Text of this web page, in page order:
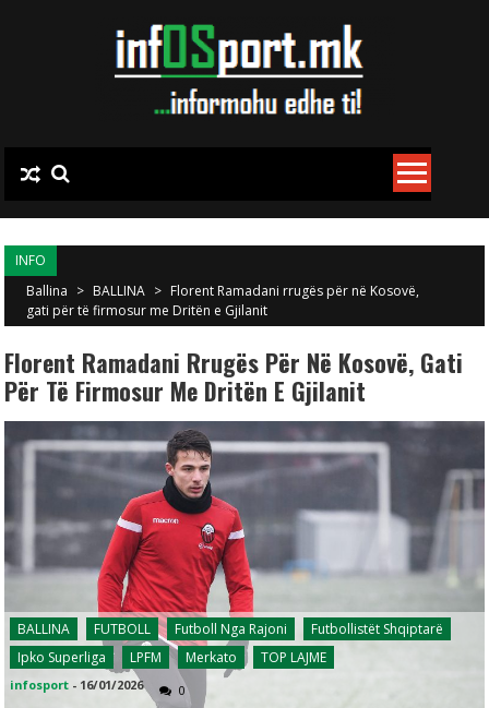
INFO
Ballina > BALLINA > Florent Ramadani rrugës për në Kosovë,
gati për të firmosur me Dritën e Gjilanit
Florent Ramadani Rrugës Për Në Kosovë, Gati
Për Të Firmosur Me Dritën E Gjilanit
BALLINA FUTBOLL Futboll Nga Rajoni
Futbollistët Shqiptarë
Ipko Superliga
LPFM Merkato TOP LAJME
infosport - 16/01/2026 0